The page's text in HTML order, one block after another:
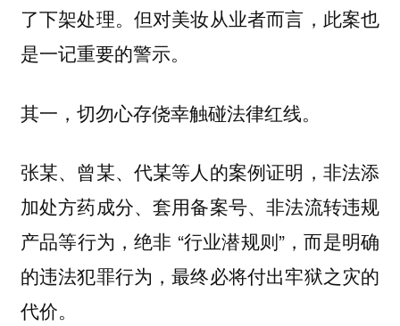
了下架处理。但对美妆从业者而言，此案也
是一记重要的警示。
其一，切勿心存侥幸触碰法律红线。
张某、曾某、代某等人的案例证明，非法添
加处方药成分、套用备案号、非法流转违规
产品等行为，绝非 “行业潜规则”，而是明确
的违法犯罪行为，最终必将付出牢狱之灾的
代价。